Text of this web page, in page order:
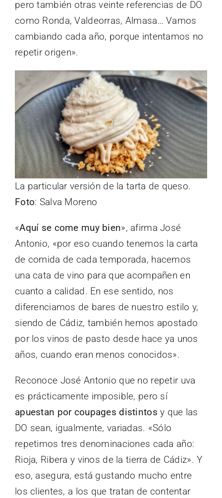
pero también otras veinte referencias de DO
como Ronda, Valdeorras, Almasa… Vamos
cambiando cada año, porque intentamos no
repetir origen».
La particular versión de la tarta de queso.
Foto: Salva Moreno
«Aquí se come muy bien», afirma José
Antonio, «por eso cuando tenemos la carta
de comida de cada temporada, hacemos
una cata de vino para que acompañen en
cuanto a calidad. En ese sentido, nos
diferenciamos de bares de nuestro estilo y,
siendo de Cádiz, también hemos apostado
por los vinos de pasto desde hace ya unos
años, cuando eran menos conocidos».
Reconoce José Antonio que no repetir uva
es prácticamente imposible, pero sí
apuestan por coupages distintos y que las
DO sean, igualmente, variadas. «Sólo
repetimos tres denominaciones cada año:
Rioja, Ribera y vinos de la tierra de Cádiz». Y
eso, asegura, está gustando mucho entre
los clientes, a los que tratan de contentar